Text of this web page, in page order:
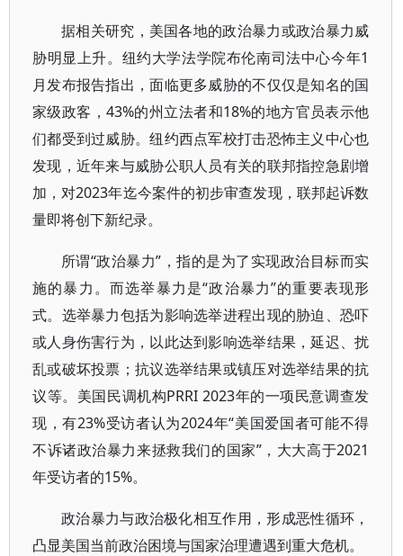
据相关研究，美国各地的政治暴力或政治暴力威
胁明显上升。纽约大学法学院布伦南司法中心今年1
月发布报告指出，面临更多威胁的不仅仅是知名的国
家级政客，43%的州立法者和18%的地方官员表示他
们都受到过威胁。纽约西点军校打击恐怖主义中心也
发现，近年来与威胁公职人员有关的联邦指控急剧增
加，对2023年迄今案件的初步审查发现，联邦起诉数
量即将创下新纪录。
所谓“政治暴力”，指的是为了实现政治目标而实
施的暴力。而选举暴力是“政治暴力”的重要表现形
式。选举暴力包括为影响选举进程出现的胁迫、恐吓
或人身伤害行为，以此达到影响选举结果，延迟、扰
乱或破坏投票；抗议选举结果或镇压对选举结果的抗
议等。美国民调机构PRRI 2023年的一项民意调查发
现，有23%受访者认为2024年“美国爱国者可能不得
不诉诸政治暴力来拯救我们的国家”，大大高于2021
年受访者的15%。
政治暴力与政治极化相互作用，形成恶性循环，
凸显美国当前政治困境与国家治理遭遇到重大危机。